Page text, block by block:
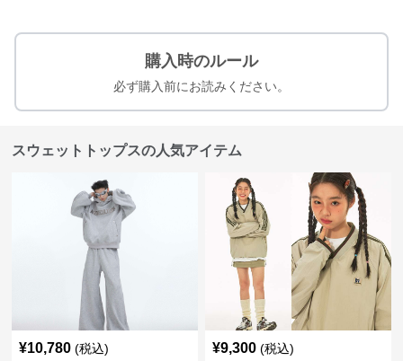
購入時のルール
必ず購入前にお読みください。
スウェットトップスの人気アイテム
¥10,780 (税込) ¥9,300 (税込)